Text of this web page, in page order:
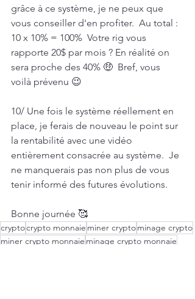
grâce à ce système, je ne peux que
vous conseiller d'en profiter.  Au total :
10 x 10% = 100%  Votre rig vous
rapporte 20$ par mois ? En réalité on
sera proche des 40% 🤑  Bref, vous
voilà prévenu 😉
10/ Une fois le système réellement en
place, je ferais de nouveau le point sur
la rentabilité avec une vidéo
entièrement consacrée au système.  Je
ne manquerais pas non plus de vous
tenir informé des futures évolutions.
Bonne journée 🥰
cryptocrypto monnaie miner cryptominage crypto
miner crypto monnaie minage crypto monnaie